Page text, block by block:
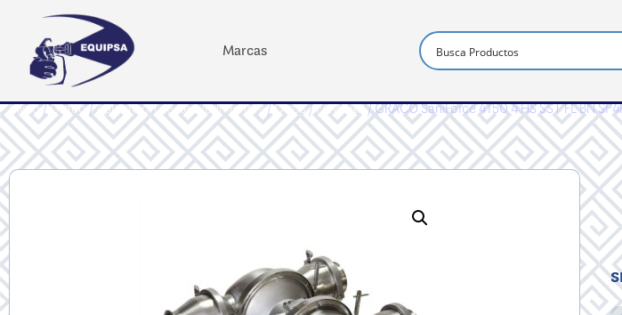
Marcas
Inicio/Graco/Aplicación de Recubrimientos/Otros/FAM3AU/ GRACO SaniForce 4150 4 HS SST FL BN